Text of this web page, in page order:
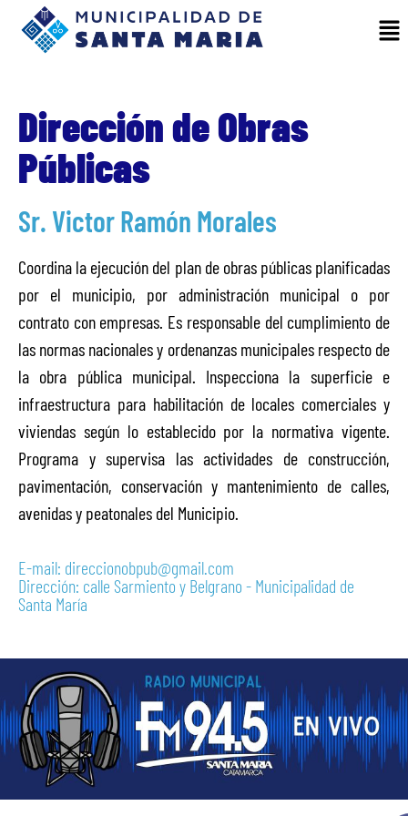
Dirección de Obras
Públicas
Sr. Victor Ramón Morales
Coordina la ejecución del plan de obras públicas planificadas
por el municipio, por administración municipal o por
contrato con empresas. Es responsable del cumplimiento de
las normas nacionales y ordenanzas municipales respecto de
la obra pública municipal. Inspecciona la superficie e
infraestructura para habilitación de locales comerciales y
viviendas según lo establecido por la normativa vigente.
Programa y supervisa las actividades de construcción,
pavimentación, conservación y mantenimiento de calles,
avenidas y peatonales del Municipio.
E-mail: direccionobpub@gmail.com
Dirección: calle Sarmiento y Belgrano - Municipalidad de
Santa María